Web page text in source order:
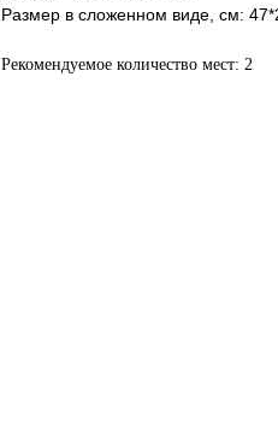
Размер в сложенном виде, см:
Рекомендуемое количество мест: 2